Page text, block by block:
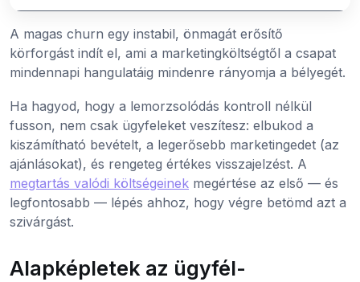
A magas churn egy instabil, önmagát erősítő
körforgást indít el, ami a marketingköltségtől a csapat
mindennapi hangulatáig mindenre rányomja a bélyegét.
Ha hagyod, hogy a lemorzsolódás kontroll nélkül
fusson, nem csak ügyfeleket veszítesz: elbukod a
kiszámítható bevételt, a legerősebb marketingedet (az
ajánlásokat), és rengeteg értékes visszajelzést. A
megtartás valódi költségeinek megértése az első — és
legfontosabb — lépés ahhoz, hogy végre betömd azt a
szivárgást.
Alapképletek az ügyfél-